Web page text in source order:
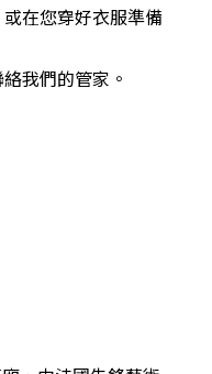
在您穿好衣服準備
我們的管家。